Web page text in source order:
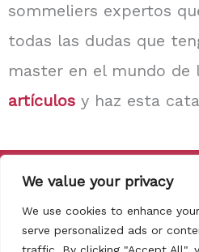
We value your privacy
We use cookies to enhance
serve personalized ads or
sommeliers expertos
todas las dudas que
master en el mundo de
artículos y haz esta
Copyright © 2026
Política de
Política de